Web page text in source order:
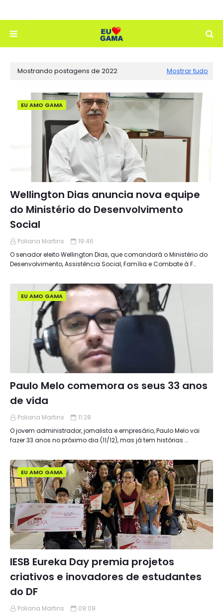
Mostrando postagens de 2022 Mostrar tudo
EU AMO GAMA
Wellington Dias anuncia nova equipe
do Ministério do Desenvolvimento
Social
Poliana Martins
19:46
O senador eleito Wellington Dias, que comandará o Ministério do
Desenvolvimento, Assistência Social, Família e Combate à F…
EU AMO GAMA
Paulo Melo comemora os seus 33 anos
de vida
Poliana Martins
11:28
O jovem administrador, jornalista e empresário, Paulo Melo vai
fazer 33 anos no próximo dia (11/12), mas já tem histórias …
EU AMO GAMA
IESB Eureka Day premia projetos
criativos e inovadores de estudantes
do DF
Poliana Martins
09:09